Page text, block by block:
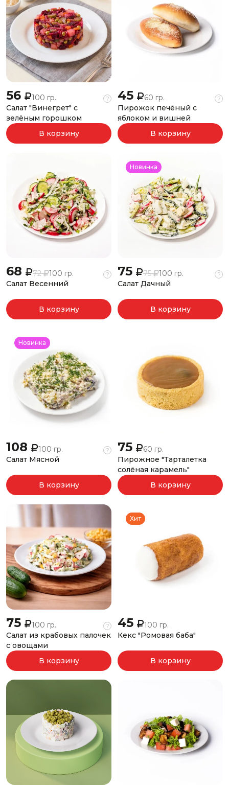
56 100 гр. ?
Салат "Винегрет" с
зелёным горошком
В корзину
45 60 гр. ?
Пирожок печёный с
яблоком и вишней
В корзину
68 72 100 гр. ?
Салат Весенний
В корзину
Новинка
75 75 100 гр. ?
Салат Дачный
В корзину
Новинка
108 100 гр. ?
Салат Мясной
В корзину
75
60 гр.
Пирожное "Тарталетка
солёная карамель"
В корзину
75 100 гр. ?
Салат из крабовых палочек
с овощами
В корзину
Хит
45
100 гр.
Кекс "Ромовая баба"
В корзину